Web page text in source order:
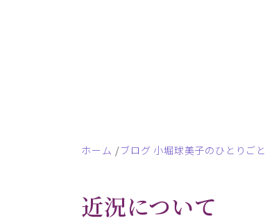
ホーム ブログ 小堀球美子のひとりごと
近況について